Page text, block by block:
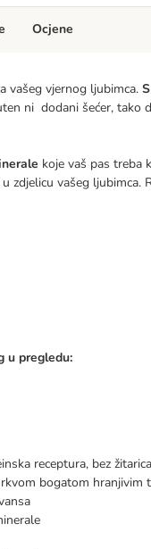
vašeg vjernog ljubimca.
ni dodani šećer, tako
koje vaš pas treba
vašeg ljubimca.
u pregledu:
receptura, bez žitarica
bogatom hranjivim
Ocjene